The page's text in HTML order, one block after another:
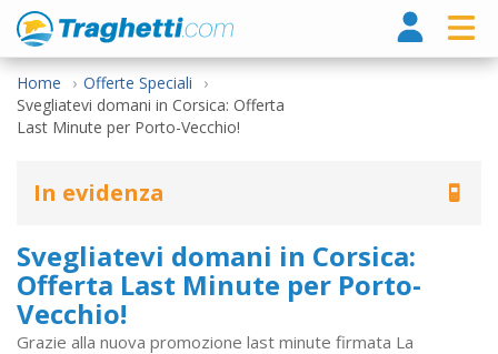
Home
Offerte Speciali
Svegliatevi domani in Corsica: Offerta
Last Minute per Porto-Vecchio!
In evidenza
Svegliatevi domani in Corsica:
Offerta Last Minute per Porto-
Vecchio!
Grazie alla nuova promozione last minute firmata La